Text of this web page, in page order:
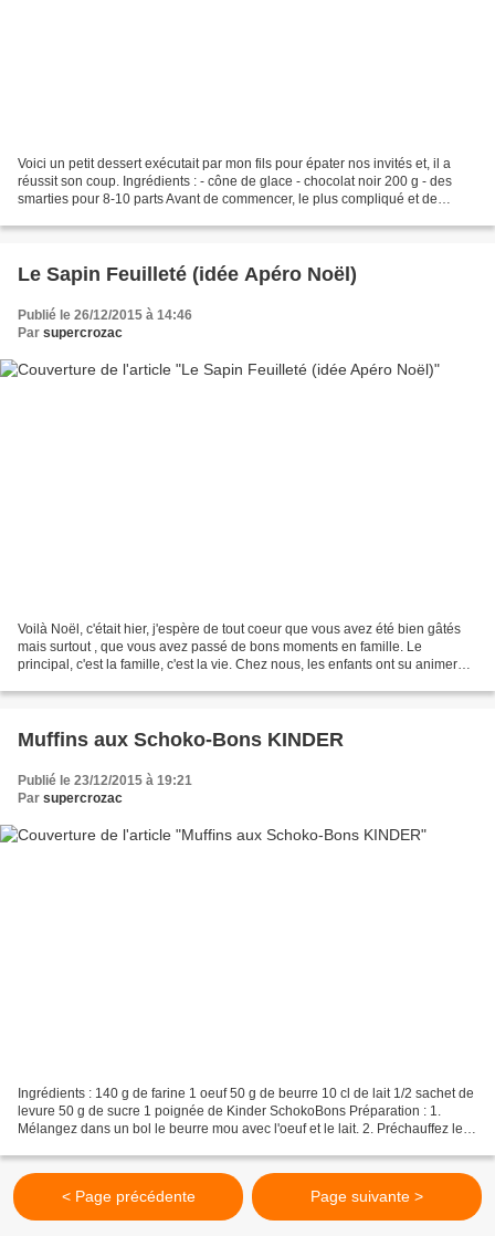
Voici un petit dessert exécutait par mon fils pour épater nos invités et, il a
réussit son coup. Ingrédients : - cône de glace - chocolat noir 200 g - des
smarties pour 8-10 parts Avant de commencer, le plus compliqué et de
Le Sapin Feuilleté (idée Apéro Noël)
Publié le 26/12/2015 à 14:46
Par supercrozac
Voilà Noël, c'était hier, j'espère de tout coeur que vous avez été bien gâtés
mais surtout , que vous avez passé de bons moments en famille. Le
principal, c'est la famille, c'est la vie. Chez nous, les enfants ont su animer
Muffins aux Schoko-Bons KINDER
Publié le 23/12/2015 à 19:21
Par supercrozac
Ingrédients : 140 g de farine 1 oeuf 50 g de beurre 10 cl de lait 1/2 sachet de
levure 50 g de sucre 1 poignée de Kinder SchokoBons Préparation : 1.
Mélangez dans un bol le beurre mou avec l'oeuf et le lait. 2. Préchauffez le
< Page précédente Page suivante >